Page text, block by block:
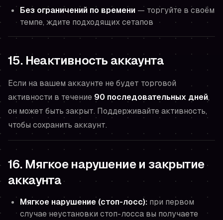
Без ограничений по времени — торгуйте в своём
темпе, ждите подходящих сетапов
15. Неактивность аккаунта
Если на вашем аккаунте не будет торговой
активности в течение 90 последовательных дней,
он может быть закрыт. Поддерживайте активность,
чтобы сохранить аккаунт.
16. Мягкое нарушение и закрытие
аккаунта
Мягкое нарушение (стоп-лосс): при первом
случае неустановки стоп-лосса вы получаете